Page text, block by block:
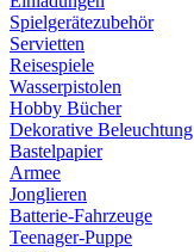
Spielgerätezubehör
Servietten
Reisespiele
Wasserpistolen
Hobby Bücher
Dekorative Beleuchtung
Bastelpapier
Armee
Jonglieren
Batterie-Fahrzeuge
Teenager-Puppe